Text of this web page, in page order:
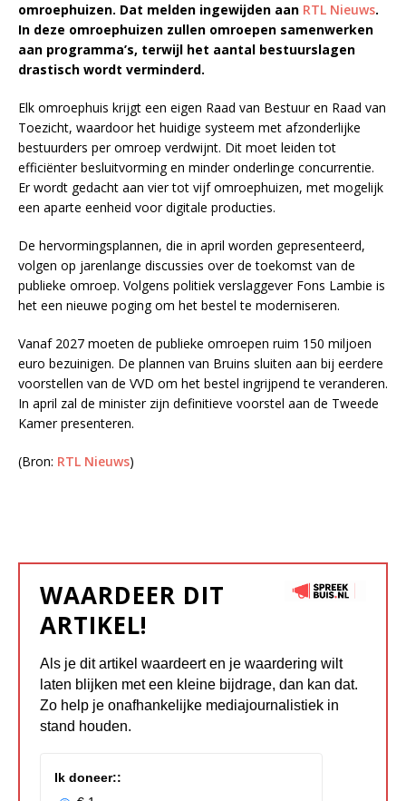
omroephuizen. Dat melden ingewijden aan RTL Nieuws.
In deze omroephuizen zullen omroepen samenwerken
aan programma’s, terwijl het aantal bestuurslagen
drastisch wordt verminderd.
Elk omroephuis krijgt een eigen Raad van Bestuur en Raad van
Toezicht, waardoor het huidige systeem met afzonderlijke
bestuurders per omroep verdwijnt. Dit moet leiden tot
efficiënter besluitvorming en minder onderlinge concurrentie.
Er wordt gedacht aan vier tot vijf omroephuizen, met mogelijk
een aparte eenheid voor digitale producties.
De hervormingsplannen, die in april worden gepresenteerd,
volgen op jarenlange discussies over de toekomst van de
publieke omroep. Volgens politiek verslaggever Fons Lambie is
het een nieuwe poging om het bestel te moderniseren.
Vanaf 2027 moeten de publieke omroepen ruim 150 miljoen
euro bezuinigen. De plannen van Bruins sluiten aan bij eerdere
voorstellen van de VVD om het bestel ingrijpend te veranderen.
In april zal de minister zijn definitieve voorstel aan de Tweede
Kamer presenteren.
(Bron: RTL Nieuws)
WAARDEER DIT
ARTIKEL!
Als je dit artikel waardeert en je waardering wilt
laten blijken met een kleine bijdrage, dan kan dat.
Zo help je onafhankelijke mediajournalistiek in
stand houden.
Ik doneer::